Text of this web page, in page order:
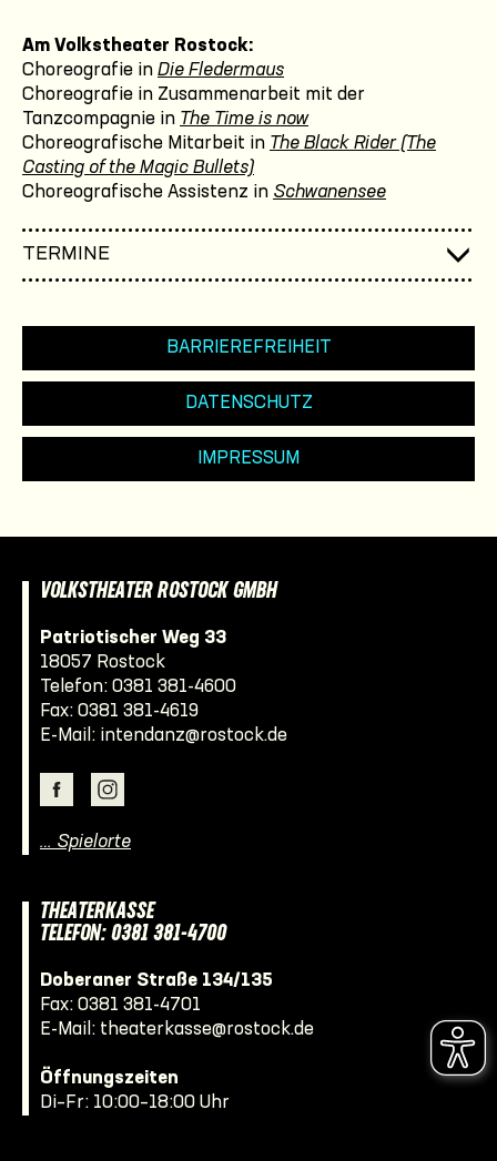
Am Volkstheater Rostock:
Choreografie in Die Fledermaus
Choreografie in Zusammenarbeit mit der
Tanzcompagnie in The Time is now
Choreografische Mitarbeit in The Black Rider (The
Casting of the Magic Bullets)
Choreografische Assistenz in Schwanensee
TERMINE
BARRIEREFREIHEIT
DATENSCHUTZ
IMPRESSUM
VOLKSTHEATER ROSTOCK GMBH
Patriotischer Weg 33
18057 Rostock
Telefon: 0381 381-4600
Fax: 0381 381-4619
E-Mail: intendanz@rostock.de
… Spielorte
THEATERKASSE
TELEFON: 0381 381-4700
Doberaner Straße 134/135
Fax: 0381 381-4701
E-Mail: theaterkasse@rostock.de
Öffnungszeiten
Di–Fr: 10:00–18:00 Uhr